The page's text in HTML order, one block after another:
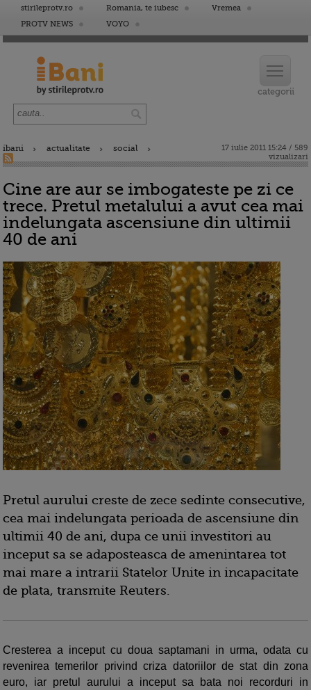
stirileprotv.ro Romania, te iubesc
Vremea
PROTV NEWS
VOYO
ibani actualitate social
17 iulie 2011 15:24 / 589
vizualizari
Cine are aur se imbogateste pe zi ce
trece. Pretul metalului a avut cea mai
indelungata ascensiune din ultimii
40 de ani
Pretul aurului creste de zece sedinte consecutive,
cea mai indelungata perioada de ascensiune din
ultimii 40 de ani, dupa ce unii investitori au
inceput sa se adaposteasca de amenintarea tot
mai mare a intrarii Statelor Unite in incapacitate
de plata, transmite Reuters.
Cresterea a inceput cu doua saptamani in urma, odata cu
revenirea temerilor privind criza datoriilor de stat din zona
euro, iar pretul aurului a inceput sa bata noi recorduri in